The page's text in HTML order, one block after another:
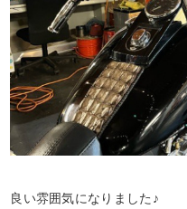
良い雰囲気になりました♪